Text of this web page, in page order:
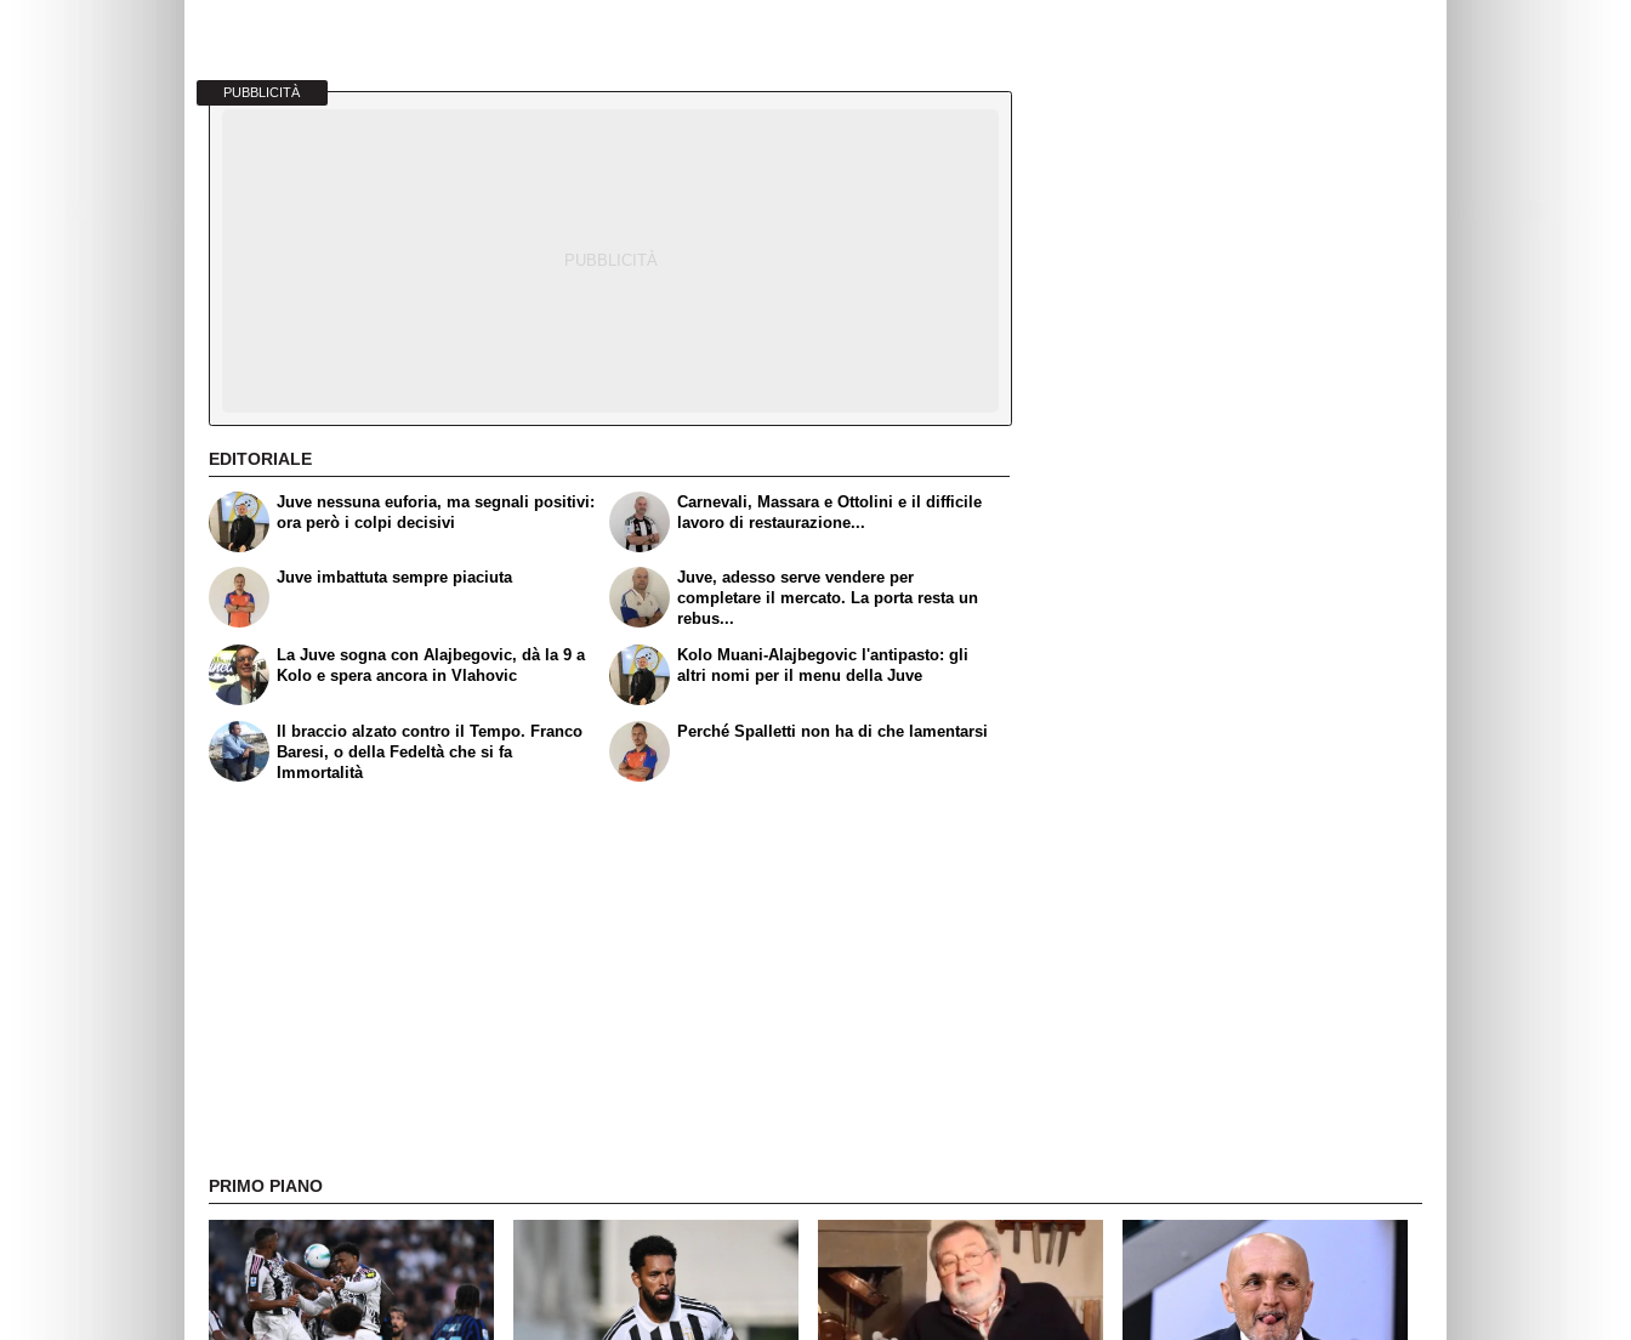
PUBBLICITÀ
EDITORIALE
Juve nessuna euforia, ma segnali positivi:
ora però i colpi decisivi
Juve imbattuta sempre piaciuta
Carnevali, Massara e Ottolini e il difficile
lavoro di restaurazione...
Juve, adesso serve vendere per
completare il mercato. La porta resta un
rebus...
La Juve sogna con Alajbegovic, dà la 9 a
Kolo e spera ancora in Vlahovic
Il braccio alzato contro il Tempo. Franco
Baresi, o della Fedeltà che si fa
Immortalità
Kolo Muani-Alajbegovic l'antipasto: gli
altri nomi per il menu della Juve
Perché Spalletti non ha di che lamentarsi
PRIMO PIANO